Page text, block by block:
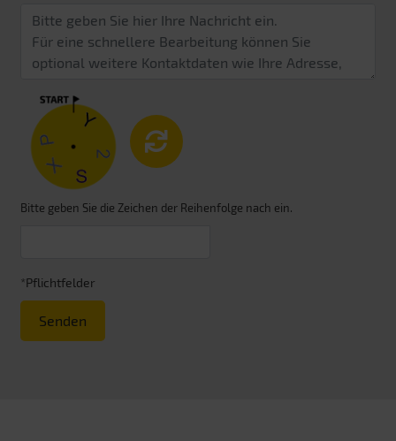
Bitte geben Sie die Zeichen der Reihenfolge nach ein.
*Pflichtfelder
Senden